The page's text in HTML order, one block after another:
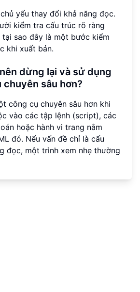
yếu thay đổi khả năng đọc.
kiểm tra cấu trúc rõ ràng
sao đây là một bước kiểm
khi xuất bản.
dừng lại và sử dụng
sâu hơn?
công cụ chuyên sâu hơn khi
vào các tập lệnh (script), các
hoặc hành vi trang nằm
đó. Nếu vấn đề chỉ là cấu
đọc, một trình xem nhẹ thường